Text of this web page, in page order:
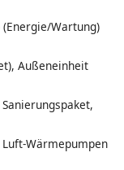
Wartung)
Außeneinheit
Wärmepumpen